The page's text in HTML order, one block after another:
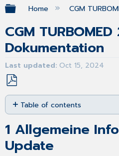
Expand/collapse
Home CGM
CGM
Dokumentation
Last updated Oct 15, 2024
Save
as
PDF
Table of contents
Allgemeine
Informationen
zum
1 Allgemeine
Update